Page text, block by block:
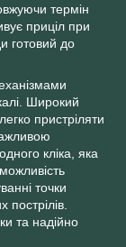
термін
приціл при
готовий до
Широкий
пристріляти
кліка, яка
точки
та надійно